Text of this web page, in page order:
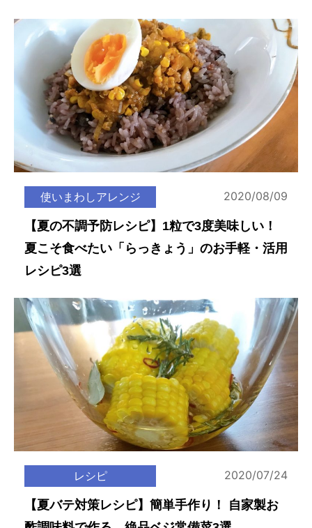
使いまわしアレンジ 2020/08/09
【夏の不調予防レシピ】1粒で3度美味しい！
夏こそ食べたい「らっきょう」のお手軽・活用
レシピ3選
レシピ 2020/07/24
【夏バテ対策レシピ】簡単手作り！ 自家製お